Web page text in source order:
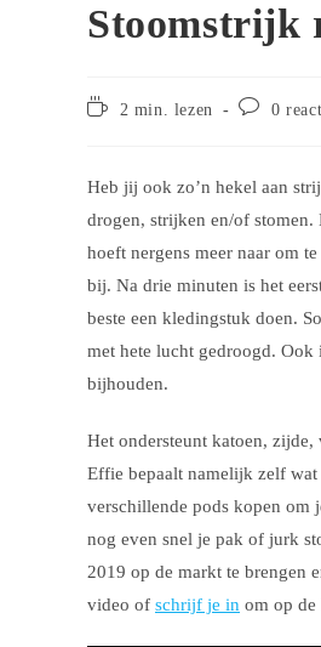
Stoomstrijk
Leestijd:2 min. lezen
Bericht
0
Heb jij ook zo’n hekel aan
drogen, strijken en/of stomen.
hoeft nergens meer naar om
bij. Na drie minuten is het
beste een kledingstuk doen.
met hete lucht gedroogd. Ook
bijhouden.
Het ondersteunt katoen,
Effie bepaalt namelijk zelf
verschillende pods kopen om
nog even snel je pak of jurk
2019 op de markt te brengen
video of schrijf je in om op de